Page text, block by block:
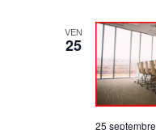
VEN
25
25 septembre